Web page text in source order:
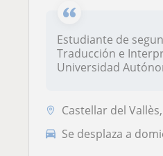
Estudiante de
Traducción e
Universidad
Castellar del Vallès, Caldes de
Se desplaza a